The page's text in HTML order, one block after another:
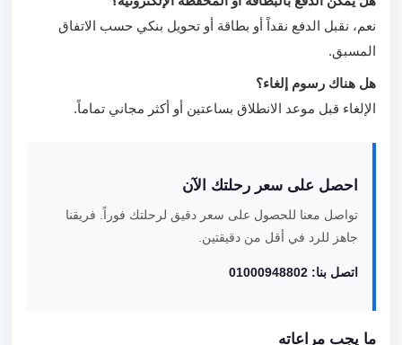
نعم، نقبل الدفع نقداً أو بطاقة أو تحويل بنكي حسب الاتفاق
المسبق.
هل هناك رسوم إلغاء؟
الإلغاء قبل موعد الانطلاق بساعتين أو أكثر مجاني تماماً.
احصل على سعر رحلتك الآن
تواصل معنا للحصول على سعر دقيق لرحلتك فوراً. فريقنا
جاهز للرد في أقل من دقيقتين.
اتصل بنا: 01000948802
ما يجب مراعاته